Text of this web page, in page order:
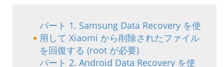
パート 1. Samsung Data Recovery を使
用して Xiaomi から削除されたファイル
を回復する (root が必要)
パート 2. Android Data Recovery を使